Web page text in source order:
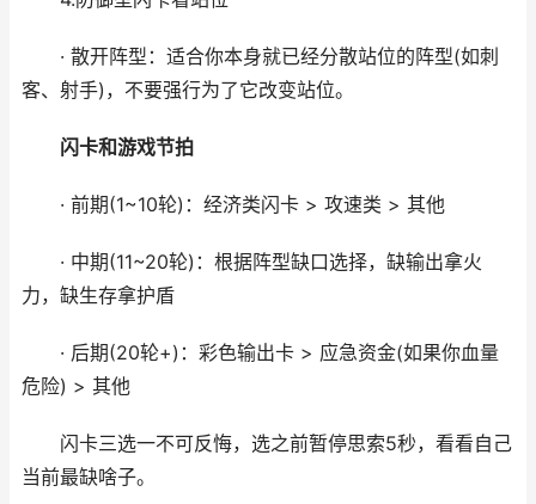
​· 散开阵型：适合你本身就已经分散站位的阵型(如刺
客、射手)，不要强行为了它改变站位。
闪卡和游戏节拍
· 前期(1~10轮)：经济类闪卡 > 攻速类 > 其他
· 中期(11~20轮)：根据阵型缺口选择，缺输出拿火
力，缺生存拿护盾
· 后期(20轮+)：彩色输出卡 > 应急资金(如果你血量
危险) > 其他
闪卡三选一不可反悔，选之前暂停思索5秒，看看自己
当前最缺啥子。